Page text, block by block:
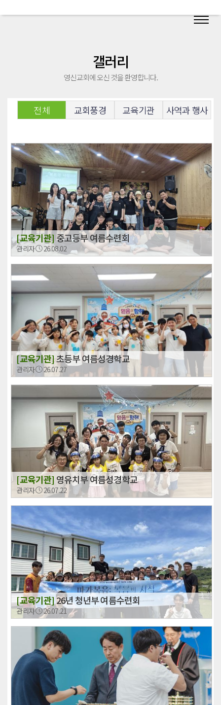
갤러리
영신교회에 오신 것을 환영합니다.
전체 교회풍경 교육기관 사역과 행사
[교육기관]중고등부 여름수련회
관리자 26.08.02
[교육기관]초등부 여름성경학교
관리자 26.07.27
[교육기관] 영유치부 여름성경학교
관리자 26.07.22
[교육기관]26년 청년부 여름수련회
관리자 26.07.21